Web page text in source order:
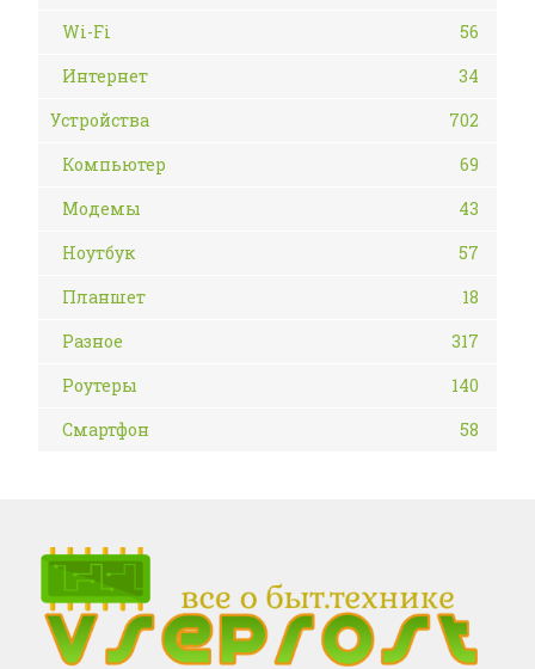
Wi-Fi
56
Интернет
34
Устройства
702
Компьютер
69
Модемы
43
Ноутбук
57
Планшет
18
Разное
317
Роутеры
140
Смартфон
58